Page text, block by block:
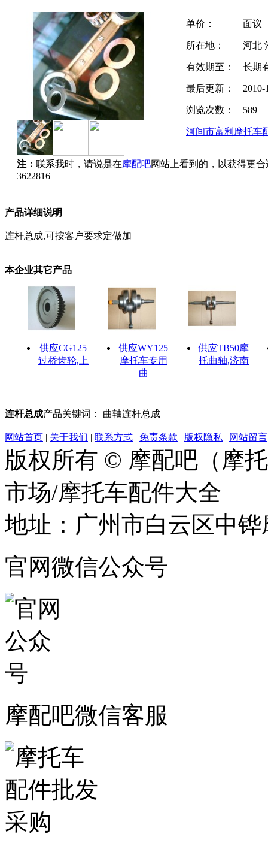
单价： 面议
所在地： 河北
有效期至： 长期
最后更新： 2010-
浏览次数： 589
河间市富利摩托车
注： 联系我时，请说是在摩配吧网站上看到的，以获得更
3622816
产品详细说明
连杆总成,可按客户要求定做加
本企业其它产品
供应CG125
过桥齿轮,上
供应WY125
摩托车专用
曲
供应TB50摩
托曲轴,济南
连杆总成产品关键词： 曲轴连杆总成
网站首页 | 关于我们 | 联系方式 | 免责条款 | 版权隐私 | 网站留言
版权所有 © 摩配吧（摩
市场/摩托车配件大全
地址：广州市白云区中
官网微信公众号
摩配吧微信客服